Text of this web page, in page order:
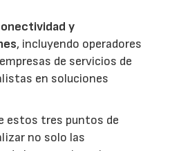
y
, incluyendo operadores
de servicios de
en soluciones
estos tres puntos de
no solo las